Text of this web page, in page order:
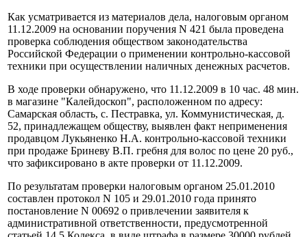
Как усматривается из материалов дела, налоговым органом
11.12.2009 на основании поручения N 421 была проведена
проверка соблюдения обществом законодательства
Российской Федерации о применении контрольно-кассовой
техники при осуществлении наличных денежных расчетов.
В ходе проверки обнаружено, что 11.12.2009 в 10 час. 48 мин.
в магазине "Калейдоскоп", расположенном по адресу:
Самарская область, с. Пестравка, ул. Коммунистическая, д.
52, принадлежащем обществу, выявлен факт неприменения
продавцом Лукьяненко Н.А. контрольно-кассовой техники
при продаже Бриневу В.П. гребня для волос по цене 20 руб.,
что зафиксировано в акте проверки от 11.12.2009.
По результатам проверки налоговым органом 25.01.2010
составлен протокол N 105 и 29.01.2010 года принято
постановление N 00692 о привлечении заявителя к
административной ответственности, предусмотренной